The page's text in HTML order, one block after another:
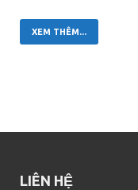
XEM THÊM...
LIÊN HỆ